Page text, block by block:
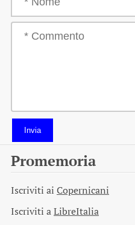
Invia
Promemoria
Iscriviti ai Copernicani
Iscriviti aLibreItalia